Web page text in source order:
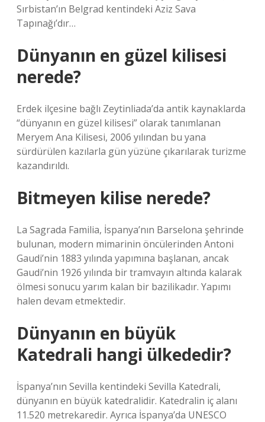
Sırbistan’ın Belgrad kentindeki Aziz Sava
Tapınağı’dır…
Dünyanın en güzel kilisesi
nerede?
Erdek ilçesine bağlı Zeytinliada’da antik kaynaklarda
“dünyanın en güzel kilisesi” olarak tanımlanan
Meryem Ana Kilisesi, 2006 yılından bu yana
sürdürülen kazılarla gün yüzüne çıkarılarak turizme
kazandırıldı.
Bitmeyen kilise nerede?
La Sagrada Familia, İspanya’nın Barselona şehrinde
bulunan, modern mimarinin öncülerinden Antoni
Gaudi’nin 1883 yılında yapımına başlanan, ancak
Gaudi’nin 1926 yılında bir tramvayın altında kalarak
ölmesi sonucu yarım kalan bir bazilikadır. Yapımı
halen devam etmektedir.
Dünyanın en büyük
Katedrali hangi ülkededir?
İspanya’nın Sevilla kentindeki Sevilla Katedrali,
dünyanın en büyük katedralidir. Katedralin iç alanı
11.520 metrekaredir. Ayrıca İspanya’da UNESCO